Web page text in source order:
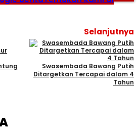
Selanjutnya
Swasembada Bawang Putih
Ditargetkan Tercapai dalam 4
Tahun